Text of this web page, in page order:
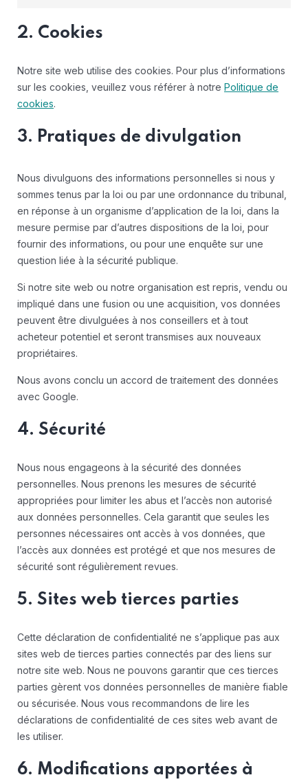
2. Cookies
Notre site web utilise des cookies. Pour plus d’informations
sur les cookies, veuillez vous référer à notre Politique de
cookies.
3. Pratiques de divulgation
Nous divulguons des informations personnelles si nous y
sommes tenus par la loi ou par une ordonnance du tribunal,
en réponse à un organisme d’application de la loi, dans la
mesure permise par d’autres dispositions de la loi, pour
fournir des informations, ou pour une enquête sur une
question liée à la sécurité publique.
Si notre site web ou notre organisation est repris, vendu ou
impliqué dans une fusion ou une acquisition, vos données
peuvent être divulguées à nos conseillers et à tout
acheteur potentiel et seront transmises aux nouveaux
propriétaires.
Nous avons conclu un accord de traitement des données
avec Google.
4. Sécurité
Nous nous engageons à la sécurité des données
personnelles. Nous prenons les mesures de sécurité
appropriées pour limiter les abus et l’accès non autorisé
aux données personnelles. Cela garantit que seules les
personnes nécessaires ont accès à vos données, que
l’accès aux données est protégé et que nos mesures de
sécurité sont régulièrement revues.
5. Sites web tierces parties
Cette déclaration de confidentialité ne s’applique pas aux
sites web de tierces parties connectés par des liens sur
notre site web. Nous ne pouvons garantir que ces tierces
parties gèrent vos données personnelles de manière fiable
ou sécurisée. Nous vous recommandons de lire les
déclarations de confidentialité de ces sites web avant de
les utiliser.
6. Modifications apportées à